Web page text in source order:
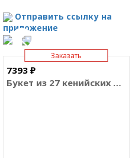
Отправить ссылку на
приложение
Заказать
7393 ₽
Букет из 27 кенийских роз